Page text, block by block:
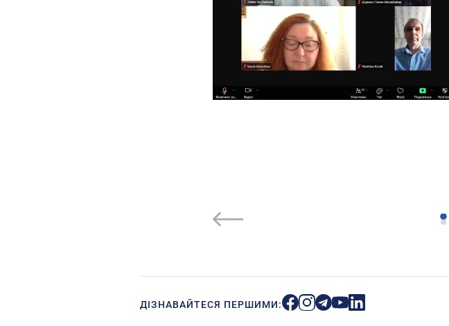
ДІЗНАВАЙТЕСЯ ПЕРШИМИ: